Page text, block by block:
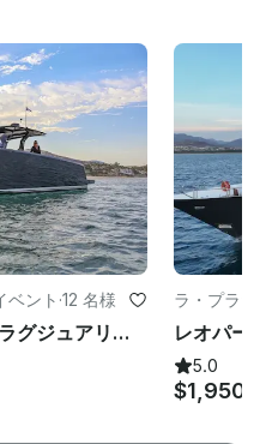
ベント ·12 名様
2024 パルド 43 ヨット:ラグジュアリーと海が出会う場所
ラ・プラヤ
5.0
$1,950+